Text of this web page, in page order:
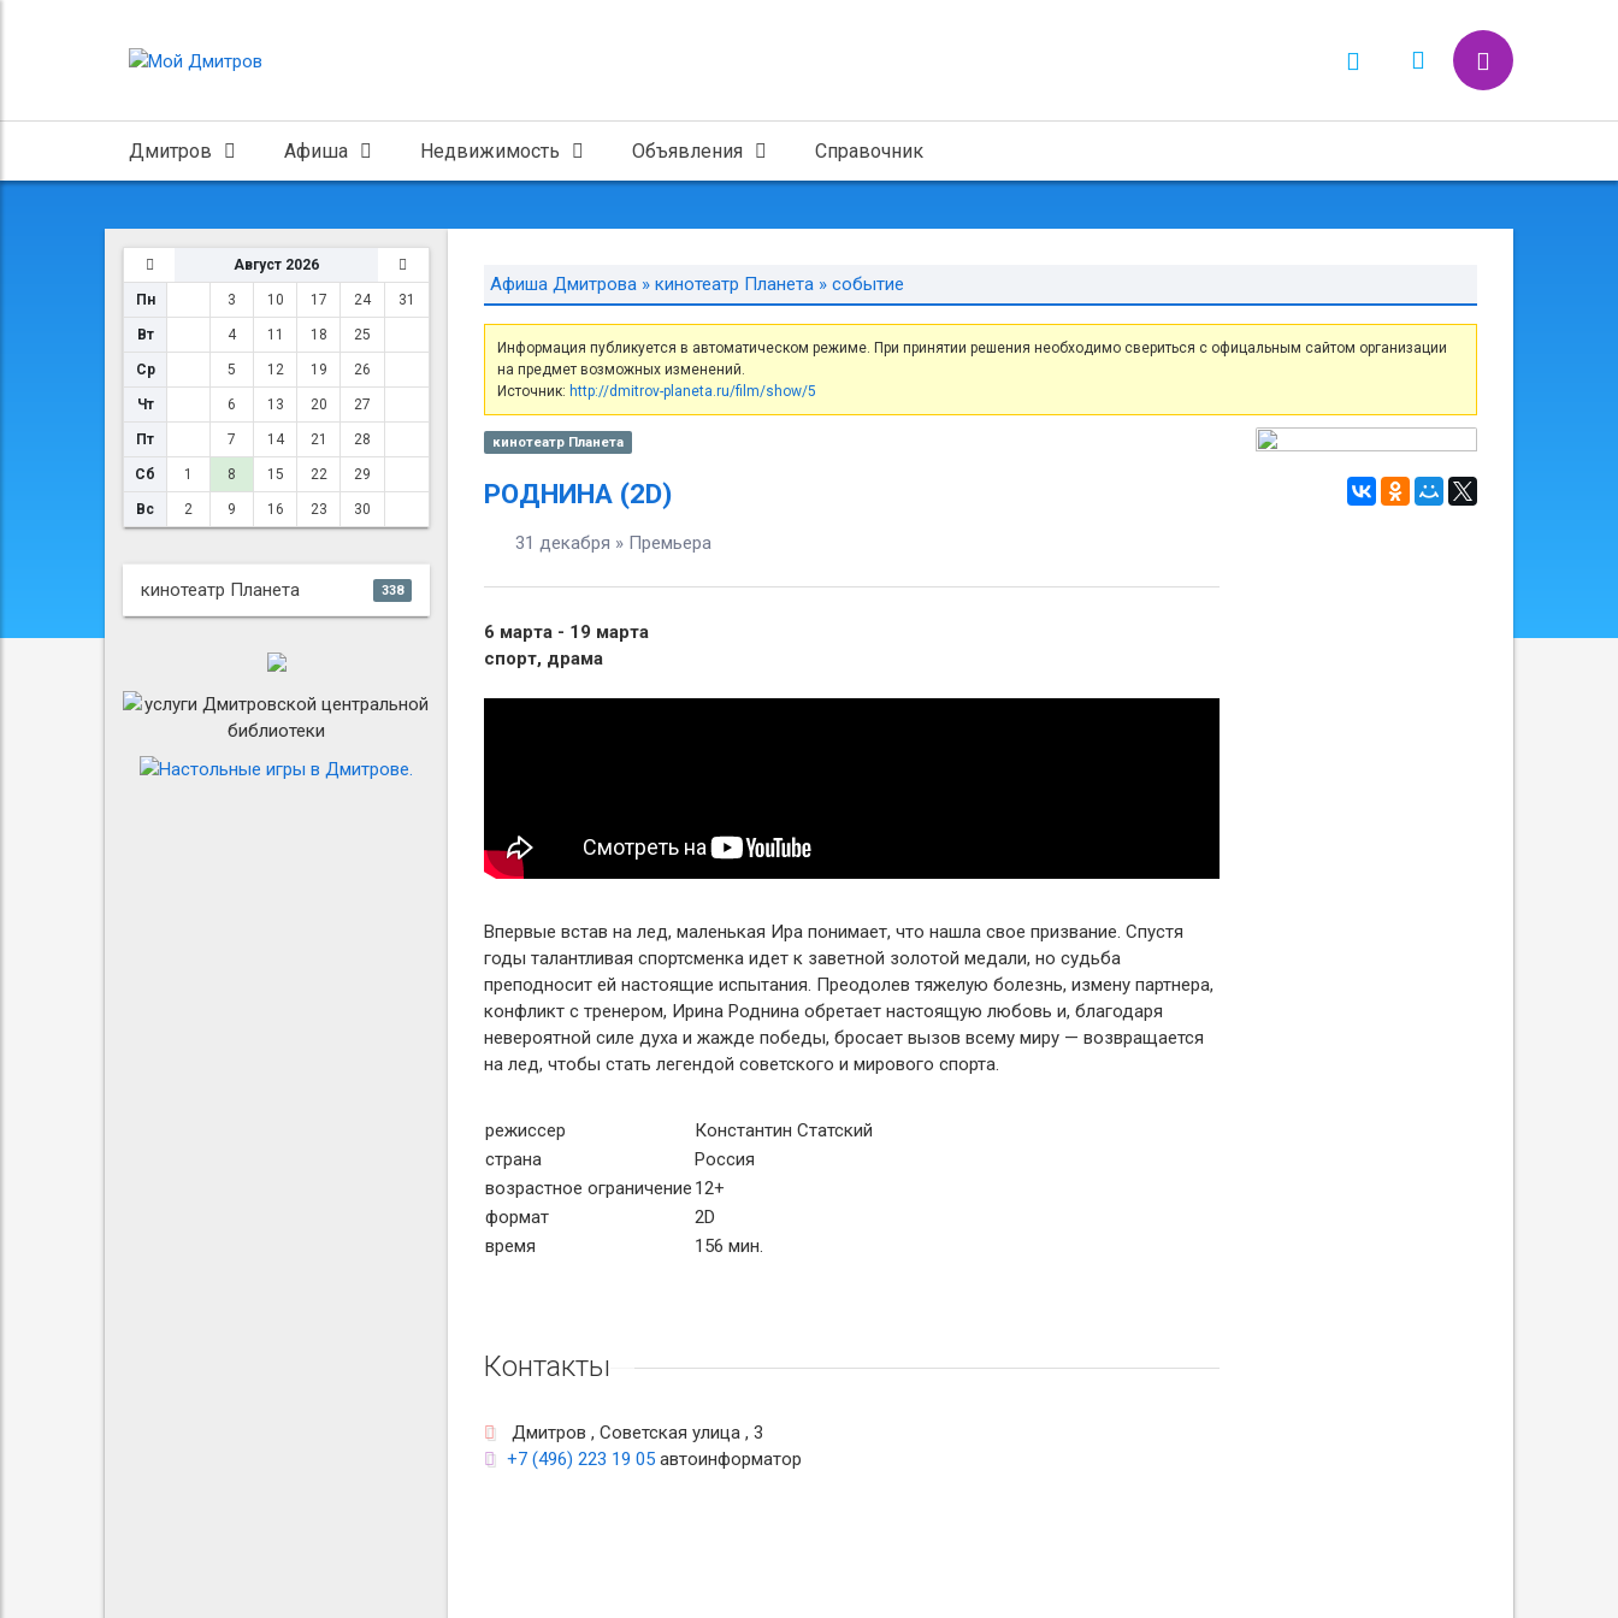
Дмитров Афиша Недвижимость Объявления Справочник
Август 2026
Пн 3 10 17 24 31
Вт 4 11 18 25
Ср 5 12 19 26
Чт 6 13 20 27
Пт 7 14 21 28
Сб 1 8 15 22 29
Вс 2 9 16 23 30
кинотеатр Планета 338
Афиша Дмитрова » кинотеатр Планета » событие
Информация публикуется в автоматическом режиме. При принятии решения необходимо свериться с офицальным сайтом организации
на предмет возможных изменений.
Источник: http://dmitrov-planeta.ru/film/show/5
кинотеатр Планета
РОДНИНА (2D)
31 декабря » Премьера
6 марта - 19 марта
спорт, драма
Впервые встав на лед, маленькая Ира понимает, что нашла свое призвание. Спустя
годы талантливая спортсменка идет к заветной золотой медали, но судьба
преподносит ей настоящие испытания. Преодолев тяжелую болезнь, измену партнера,
конфликт с тренером, Ирина Роднина обретает настоящую любовь и, благодаря
невероятной силе духа и жажде победы, бросает вызов всему миру — возвращается
на лед, чтобы стать легендой советского и мирового спорта.
режиссер
Константин Статский
страна
Россия
возрастное ограничение 12+
формат
2D
время
156 мин.
Контакты
Дмитров , Советская улица , 3
+7 (496) 223 19 05 автоинформатор